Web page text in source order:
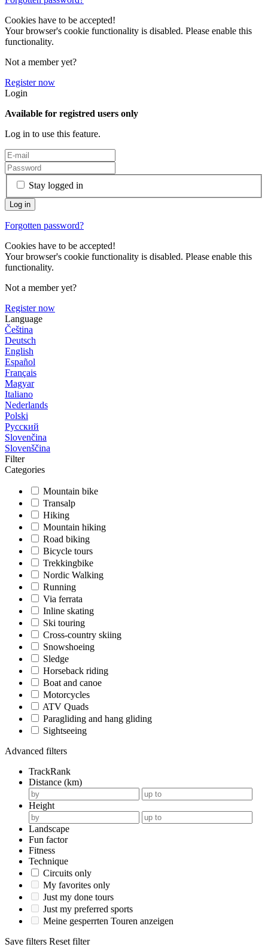
Cookies have to be accepted!
Your browser's cookie functionality is disabled. Please enable this
functionality.
Not a member yet?
Register now
Login
Available for registred users only
Log in to use this feature.
Stay logged in
Forgotten password?
Cookies have to be accepted!
Your browser's cookie functionality is disabled. Please enable this
functionality.
Not a member yet?
Register now
Language
Čeština
Deutsch
English
Español
Français
Magyar
Italiano
Nederlands
Polski
Русский
Slovenčina
Slovenščina
Filter
Categories
Mountain bike
Transalp
Hiking
Mountain hiking
Road biking
Bicycle tours
Trekkingbike
Nordic Walking
Running
Via ferrata
Inline skating
Ski touring
Cross-country skiing
Snowshoeing
Sledge
Horseback riding
Boat and canoe
Motorcycles
ATV Quads
Paragliding and hang gliding
Sightseeing
Advanced filters
TrackRank
Distance (km)
Height
Landscape
Fun factor
Fitness
Technique
Circuits only
My favorites only
Just my done tours
Just my preferred sports
Meine gesperrten Touren anzeigen
Save filters Reset filter